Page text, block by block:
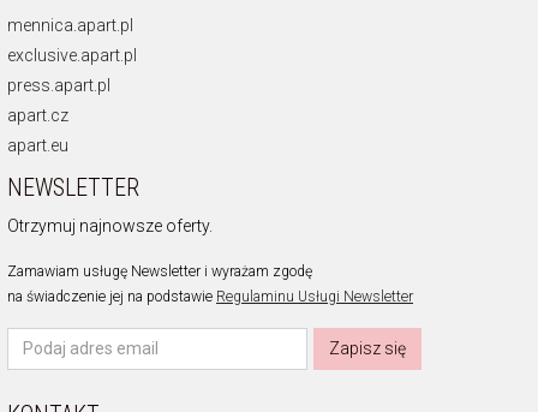
mennica.apart.pl
exclusive.apart.pl
press.apart.pl
apart.cz
apart.eu
NEWSLETTER
Otrzymuj najnowsze oferty.
Zamawiam usługę Newsletter i wyrażam zgodę
na świadczenie jej na podstawie Regulaminu Usługi Newsletter
Zapisz się